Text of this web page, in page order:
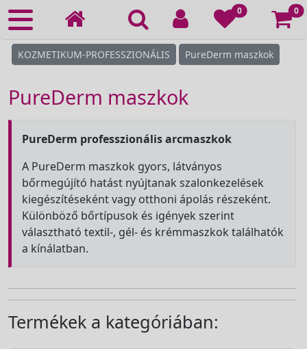
0 0
KOZMETIKUM-PROFESSZIONÁLIS PureDerm maszkok
PureDerm maszkok
PureDerm professzionális arcmaszkok
A PureDerm maszkok gyors, látványos
bőrmegújító hatást nyújtanak szalonkezelések
kiegészítéseként vagy otthoni ápolás részeként.
Különböző bőrtípusok és igények szerint
választható textil-, gél- és krémmaszkok találhatók
a kínálatban.
Termékek a kategóriában: